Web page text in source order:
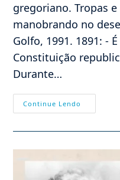
gregoriano. Tropas
manobrando no
Golfo, 1991. 1891: -
Constituição
Durante…
Continue Lendo
–